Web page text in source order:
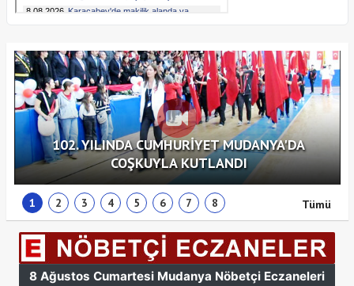
Tümü
102. YILINDA CUMHURİYET MUDANYA'DA
COŞKUYLA KUTLANDI
1 2 3 4 5 6 7 8